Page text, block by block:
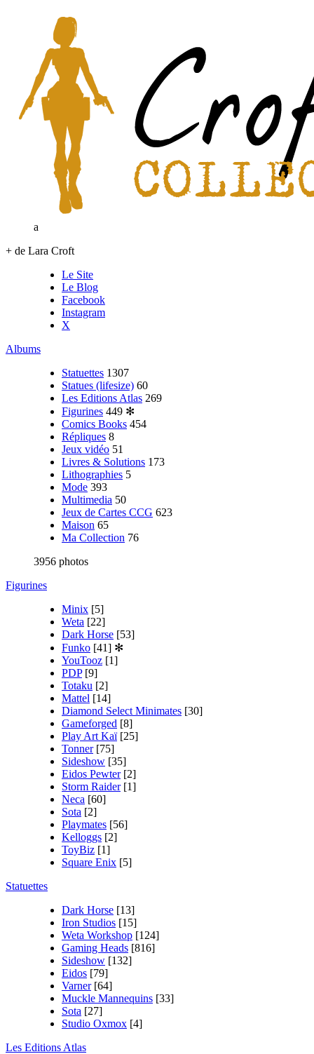
a
+ de Lara Croft
Le Site
Le Blog
Facebook
Instagram
X
Albums
Statuettes 1307
Statues (lifesize) 60
Les Editions Atlas 269
Figurines 449 ✻
Comics Books 454
Répliques 8
Jeux vidéo 51
Livres & Solutions 173
Lithographies 5
Mode 393
Multimedia 50
Jeux de Cartes CCG 623
Maison 65
Ma Collection 76
3956 photos
Figurines
Minix [5]
Weta [22]
Dark Horse [53]
Funko [41] ✻
YouTooz [1]
PDP [9]
Totaku [2]
Mattel [14]
Diamond Select Minimates [30]
Gameforged [8]
Play Art Kaï [25]
Tonner [75]
Sideshow [35]
Eidos Pewter [2]
Storm Raider [1]
Neca [60]
Sota [2]
Playmates [56]
Kelloggs [2]
ToyBiz [1]
Square Enix [5]
Statuettes
Dark Horse [13]
Iron Studios [15]
Weta Workshop [124]
Gaming Heads [816]
Sideshow [132]
Eidos [79]
Varner [64]
Muckle Mannequins [33]
Sota [27]
Studio Oxmox [4]
Les Editions Atlas